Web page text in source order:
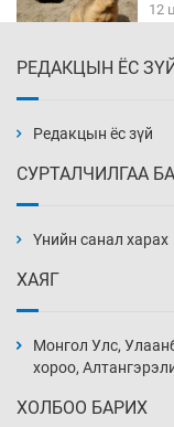
12
13
13
14
РЕДАКЦЫН ЁС
Редакцын ёс зүй
СУРТАЛЧИЛГАА
Үнийн санал харах
ХАЯГ
Монгол Улс,
хороо,
ХОЛБОО БАРИХ